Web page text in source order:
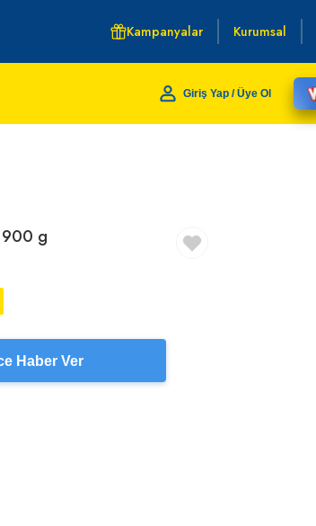
Kampanyalar Kurumsal
Giriş Yap / Üye Ol
900 g
Haber Ver